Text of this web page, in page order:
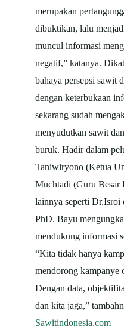
merupakan
dibuktikan, lalu
muncul informasi
negatif,” katanya.
bahaya persepsi sawit
dengan keterbukaan
sekarang sudah
menyudutkan sawit
buruk. Hadir dalam
Taniwiryono (Ketua
Muchtadi (Guru
lainnya seperti
PhD. Bayu
mendukung informasi
“Kita tidak hanya
mendorong kampanye
Dengan data,
dan kita jaga,”
Sawitindonesia.com